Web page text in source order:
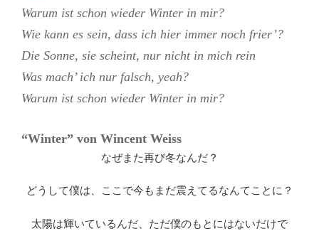
Warum ist schon wieder Winter in mir?
Wie kann es sein, dass ich hier immer noch frier’?
Die Sonne, sie scheint, nur nicht in mich rein
Was mach’ ich nur falsch, yeah?
Warum ist schon wieder Winter in mir?
“Winter” von Wincent Weiss
なぜまた再び冬なんだ？
どうして僕は、ここで今もまだ震えてるなんてことに？
太陽は輝いているんだ、ただ僕のもとにはないだけで